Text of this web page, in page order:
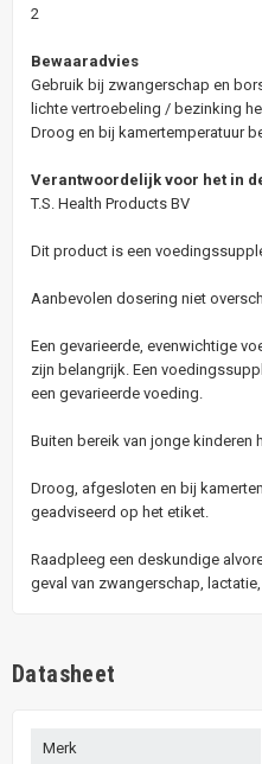
2
Bewaaradvies
Gebruik bij zwangerschap en
lichte vertroebeling / bezinking
Droog en bij kamertemperatuur
Verantwoordelijk voor het in
T.S. Health Products BV
Dit product is een
Aanbevolen dosering niet
Een gevarieerde, evenwichtige
zijn belangrijk. Een
een gevarieerde voeding.
Buiten bereik van jonge kinderen
Droog, afgesloten en bij
geadviseerd op het etiket.
Raadpleeg een deskundige
geval van zwangerschap,
Datasheet
Merk